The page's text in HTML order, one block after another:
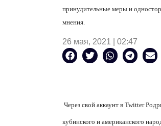
принудительные меры и
мнения.
26 мая, 2021 | 02:47
Через свой аккаунт в Twitter
кубинского и американского